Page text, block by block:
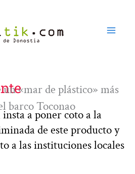
«mar de plástico» más
barco Toconao
a poner coto a la
de este producto y
a las instituciones locales